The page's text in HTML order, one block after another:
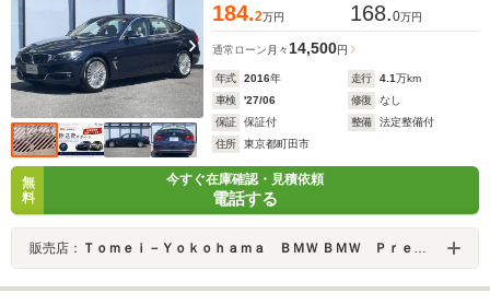
184.2万円 168.0万円
通常ローン 月々 14,500円
年式 2016年 走行 4.1万km
車検
'27/06 修復
なし
保証
保証付 整備
法定整備付
住所
東京都町田市
無
料
今すぐ在庫確認・見積依頼
電話する
販売店： Ｔｏｍｅｉ－Ｙｏｋｏｈａｍａ ＢＭＷ ＢＭＷ Ｐｒｅｍｉｕｍ Ｓｅｌｅｃｔｉｏｎ 東名横浜